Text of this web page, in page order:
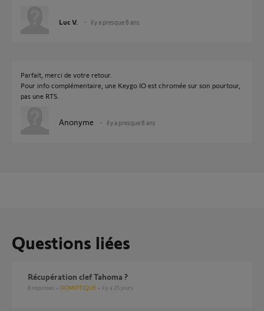
Luc V. il y a presque 8 ans
Parfait, merci de votre retour.
Pour info complémentaire, une Keygo IO est chromée sur son pourtour,
pas une RTS.
Anonyme il y a presque 8 ans
Questions liées
Récupération clef Tahoma ?
8 réponses DOMOTIQUE il y a 25 jours